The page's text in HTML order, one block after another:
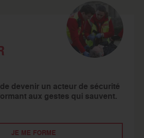
devenir un acteur de sécurité
aux gestes qui sauvent.
JE ME FORME